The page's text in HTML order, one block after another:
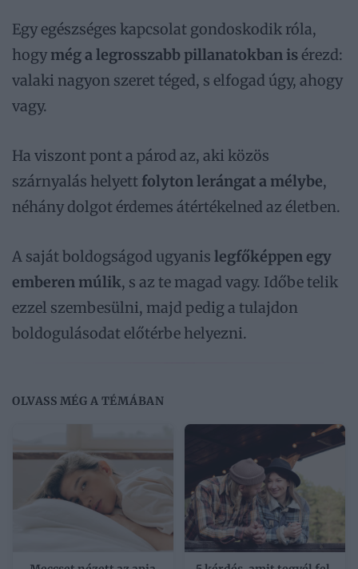
Egy egészséges kapcsolat gondoskodik róla,
hogy még a legrosszabb pillanatokban isérezd:
valaki nagyon szeret téged, s elfogad úgy, ahogy
vagy.
Ha viszont pont a párod az, aki közös
szárnyalás helyett folyton lerángat a mélybe,
néhány dolgot érdemes átértékelned az életben.
A saját boldogságod ugyanis legfőképpen egy
emberen múlik, s az te magad vagy. Időbe telik
ezzel szembesülni, majd pedig a tulajdon
boldogulásodat előtérbe helyezni.
OLVASS MÉG A TÉMÁBAN